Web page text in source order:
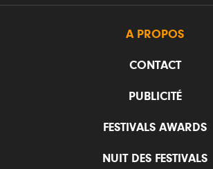
A PROPOS
CONTACT
PUBLICITÉ
FESTIVALS AWARDS
NUIT DES FESTIVALS